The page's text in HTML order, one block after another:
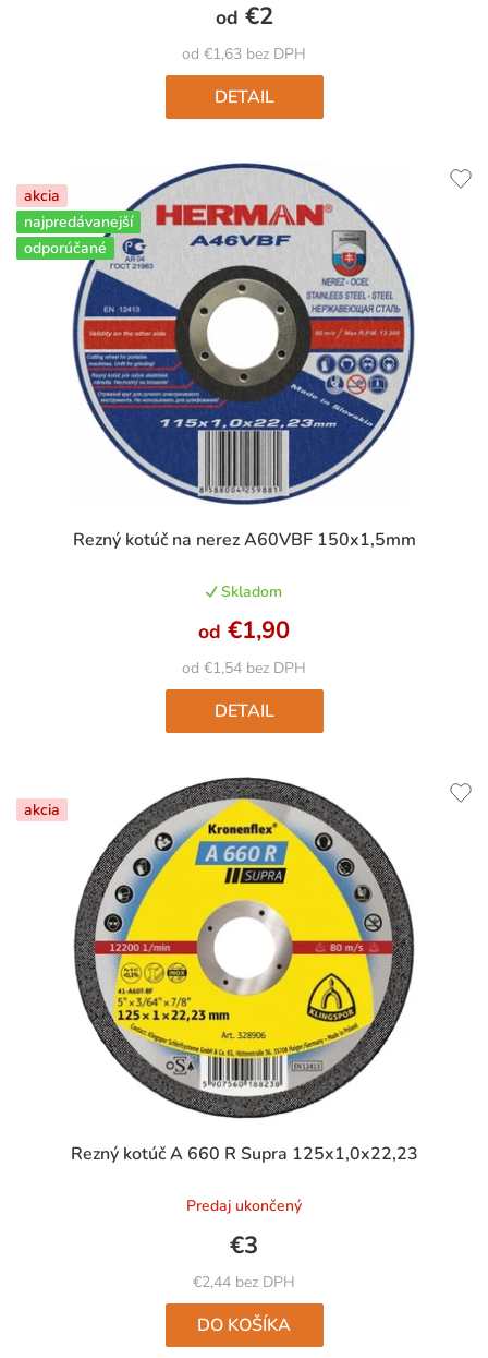
od €1,63 bez DPH
od €2
DETAIL
akcia
najpredávanejší
odporúčané
Rezný kotúč na nerez A60VBF 150x1,5mm
Skladom
od €1,54 bez DPH
od €1,90
DETAIL
akcia
Rezný kotúč A 660 R Supra 125x1,0x22,23
hodnotenie
je
5,0
z
5
hviezdičiek.
Predaj ukončený
€2,44 bez DPH
€3
DO KOŠÍKA